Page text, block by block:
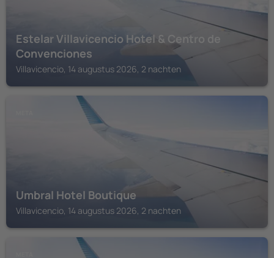
Estelar Villavicencio Hotel & Centro de
Convenciones
Villavicencio, 14 augustus 2026, 2 nachten
Umbral Hotel Boutique
Villavicencio, 14 augustus 2026, 2 nachten